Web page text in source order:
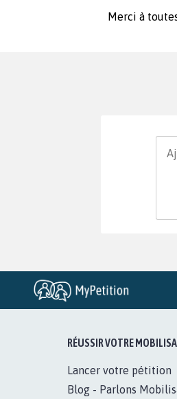
Merci à
RÉUSSIR VOTRE
Lancer votre pétition
Blog - Parlons